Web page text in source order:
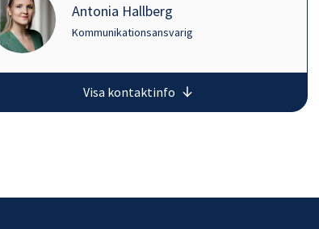
Antonia Hallberg
Kommunikationsansvarig
Visa kontaktinfo